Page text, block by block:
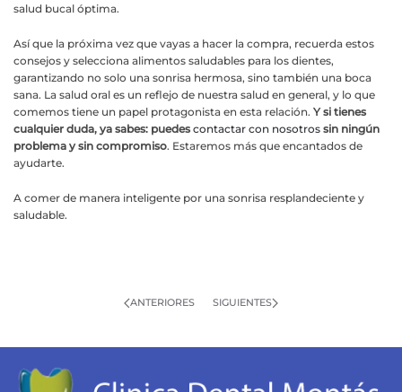
salud bucal óptima.
Así que la próxima vez que vayas a hacer la compra, recuerda estos
consejos y selecciona alimentos saludables para los dientes,
garantizando no solo una sonrisa hermosa, sino también una boca
sana. La salud oral es un reflejo de nuestra salud en general, y lo que
comemos tiene un papel protagonista en esta relación. Y si tienes
cualquier duda, ya sabes: puedes contactar con nosotros sin ningún
problema y sin compromiso. Estaremos más que encantados de
ayudarte.
A comer de manera inteligente por una sonrisa resplandeciente y
saludable.
ANTERIORES SIGUIENTES